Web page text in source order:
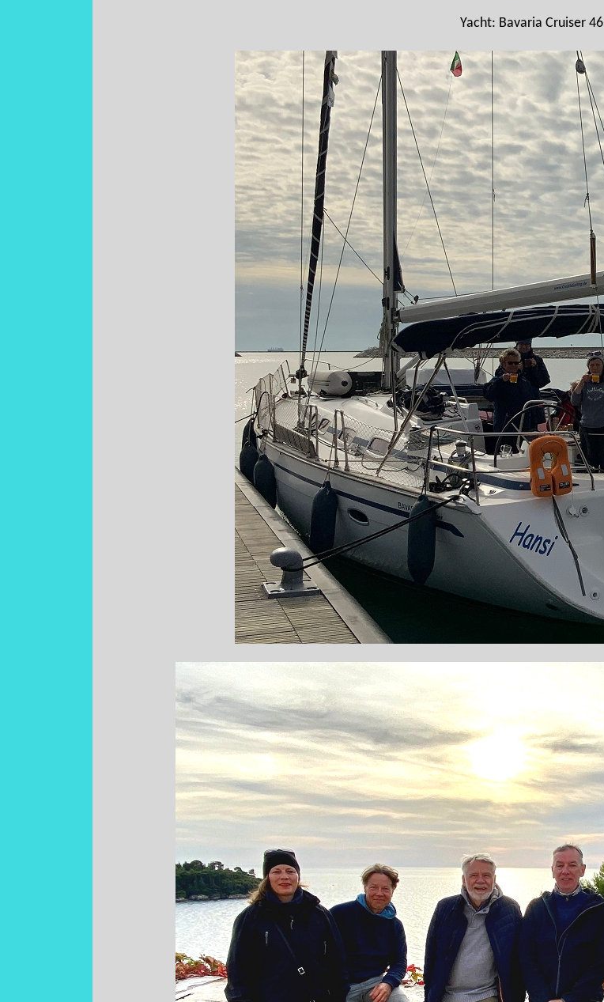
Yacht: Bavaria Cruiser 46